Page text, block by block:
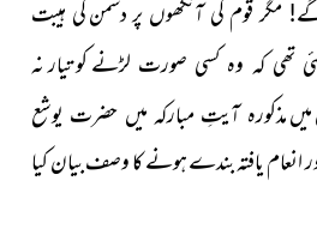
مگر قوم کی آنکھوں پر دشمنکی ہیبت
تھی کہ وہ کسی صورت لڑنےکو تیار نہ
مذکورہ آیتِ مبارکہ میں حضرت یوشع
یافتہ بندےہونے کا وصف بیان کیا